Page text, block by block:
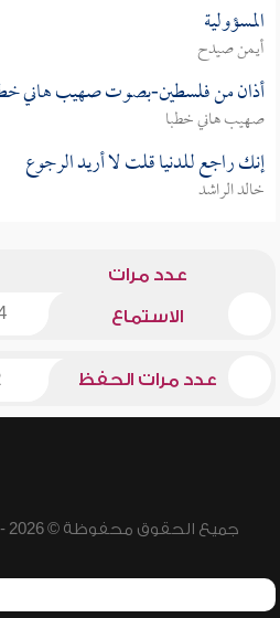
المسؤولية
أيمن صيدح
أذان من فلسطين-بصوت صهيب هاني
صهيب هاني خطبا
إنك راجع للدنيا قلت لا أريد الرجوع
خالد الراشد
عدد مرات
الاستماع
عدد مرات الحفظ
جميع الحقوق محفوظة © 2026 - 1998 لشبكة إسلام ويب